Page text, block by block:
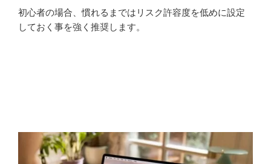
初心者の場合、慣れるまではリスク許容度を低めに設定
しておく事を強く推奨します。